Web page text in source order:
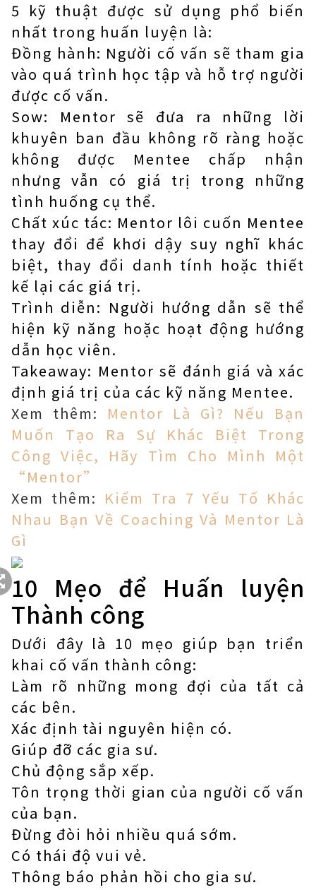
5 kỹ thuật được sử dụng phổ biến
nhất trong huấn luyện là:
Đồng hành: Người cố vấn sẽ tham gia
vào quá trình học tập và hỗ trợ người
được cố vấn.
Sow: Mentor sẽ đưa ra những lời
khuyên ban đầu không rõ ràng hoặc
không được Mentee chấp nhận
nhưng vẫn có giá trị trong những
tình huống cụ thể.
Chất xúc tác: Mentor lôi cuốn Mentee
thay đổi để khơi dậy suy nghĩ khác
biệt, thay đổi danh tính hoặc thiết
kế lại các giá trị.
Trình diễn: Người hướng dẫn sẽ thể
hiện kỹ năng hoặc hoạt động hướng
dẫn học viên.
Takeaway: Mentor sẽ đánh giá và xác
định giá trị của các kỹ năng Mentee.
Xem thêm: Mentor Là Gì? Nếu Bạn
Muốn Tạo Ra Sự Khác Biệt Trong
Công Việc, Hãy Tìm Cho Mình Một
“Mentor”
Xem thêm: Kiểm Tra 7 Yếu Tố Khác
Nhau Bạn Về Coaching Và Mentor Là
Gì
10 Mẹo để Huấn luyện
Thành công
Dưới đây là 10 mẹo giúp bạn triển
khai cố vấn thành công:
Làm rõ những mong đợi của tất cả
các bên.
Xác định tài nguyên hiện có.
Giúp đỡ các gia sư.
Chủ động sắp xếp.
Tôn trọng thời gian của người cố vấn
của bạn.
Đừng đòi hỏi nhiều quá sớm.
Có thái độ vui vẻ.
Thông báo phản hồi cho gia sư.